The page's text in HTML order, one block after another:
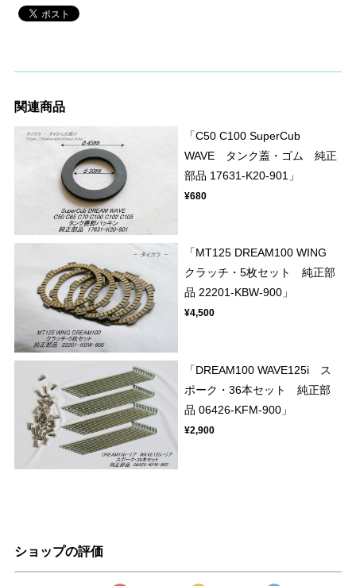
関連商品
「C50 C100 SuperCub
WAVE タンク蓋・ゴム 純正
部品 17631-K20-901」
¥680
「MT125 DREAM100 WING
クラッチ・5枚セット 純正部
品 22201-KBW-900」
¥4,500
「DREAM100 WAVE125i ス
ポーク・36本セット 純正部
品 06426-KFM-900」
¥2,900
ショップの評価